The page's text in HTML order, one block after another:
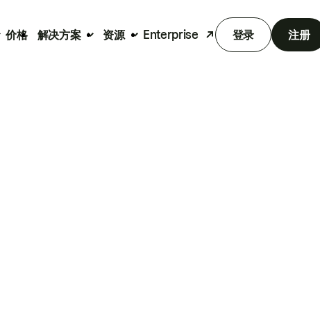
价格 解决方案 资源 Enterprise 登录 注册